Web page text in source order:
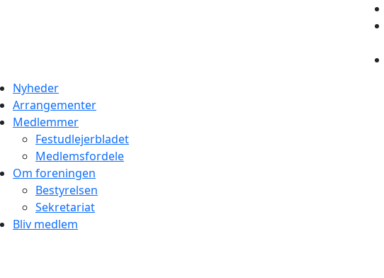
Nyheder
Arrangementer
Medlemmer
Festudlejerbladet
Medlemsfordele
Om foreningen
Bestyrelsen
Sekretariat
Bliv medlem